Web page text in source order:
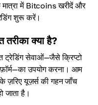
में Bitcoins खरीदें और
शुरू करें।
क्या है?
ट्रेडिंग सेवाओं—जैसे क्रिप्टो
उपयोग करना। आम
ज़रिए यूज़र्स की गहन जाँच
जाता है।